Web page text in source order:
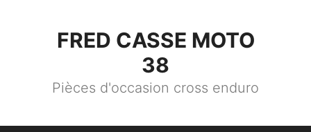
FRED CASSE MOTO
38
Pièces d'occasion cross enduro